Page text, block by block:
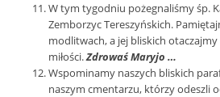
W tym tygodniu pożegnaliśmy śp.
Zemborzyc Tereszyńskich.
modlitwach, a jej bliskich otaczajmy
miłości.Zdrowaś Maryjo …
Wspominamy naszych bliskich
naszym cmentarzu, którzy odeszli